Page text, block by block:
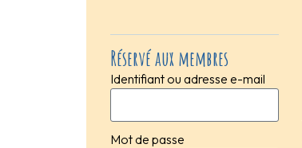
Réservé aux membres
Identifiant ou adresse e-mail
Mot de passe